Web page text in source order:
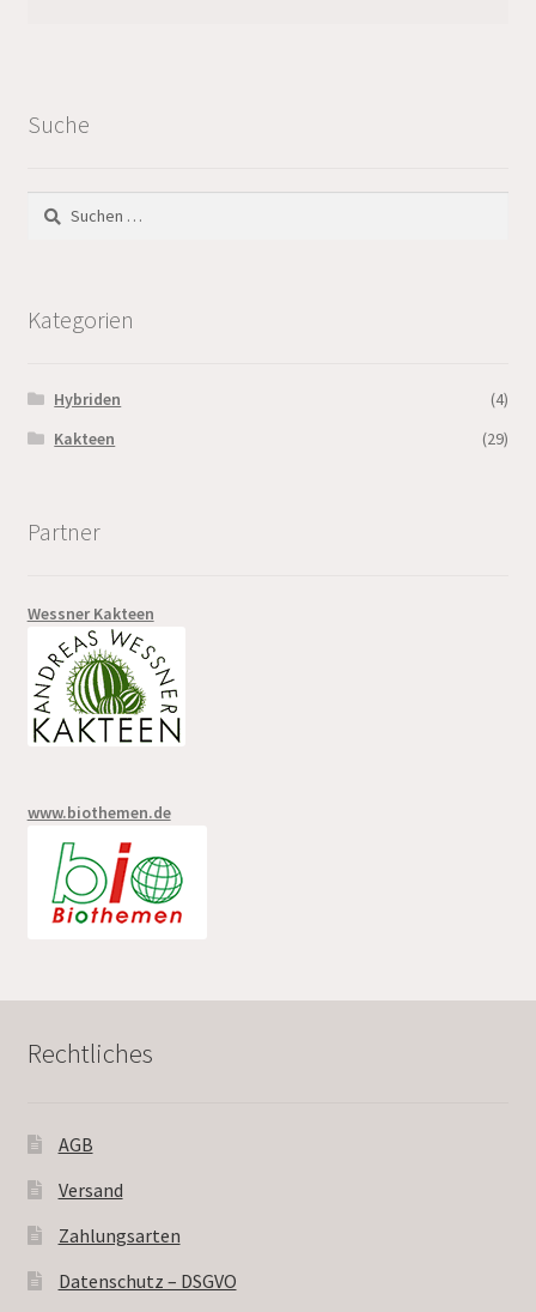
Suche
Suchen
nach:
Kategorien
Hybriden
(4)
Kakteen
(29)
Partner
Wessner Kakteen
www.biothemen.de
Rechtliches
AGB
Versand
Zahlungsarten
Datenschutz – DSGVO